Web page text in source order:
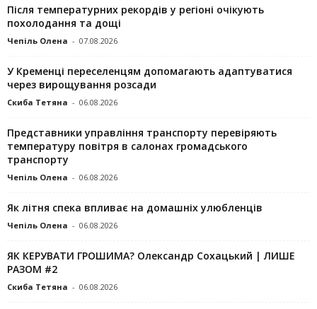
Після температурних рекордів у регіоні очікують
похолодання та дощі
Чепіль Олена - 07.08.2026
У Кременці переселенцям допомагають адаптуватися
через вирощування розсади
Скиба Тетяна - 06.08.2026
Представники управління транспорту перевіряють
температуру повітря в салонах громадського
транспорту
Чепіль Олена - 06.08.2026
Як літня спека впливає на домашніх улюбленців
Чепіль Олена - 06.08.2026
ЯК КЕРУВАТИ ГРОШИМА? Олександр Сохацький | ЛИШЕ
РАЗОМ #2
Скиба Тетяна - 06.08.2026